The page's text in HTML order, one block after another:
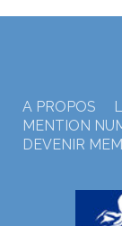
A PROPOS
MENTION
DEVENIR